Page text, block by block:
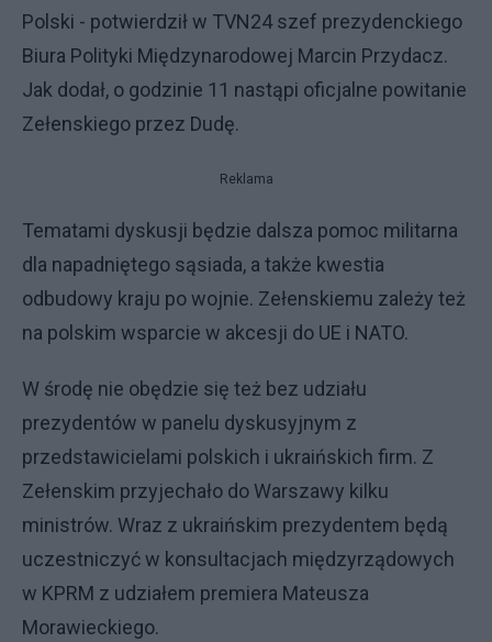
Polski - potwierdził w TVN24 szef prezydenckiego
Biura Polityki Międzynarodowej Marcin Przydacz.
Jak dodał, o godzinie 11 nastąpi oficjalne powitanie
Zełenskiego przez Dudę.
Reklama
Tematami dyskusji będzie dalsza pomoc militarna
dla napadniętego sąsiada, a także kwestia
odbudowy kraju po wojnie. Zełenskiemu zależy też
na polskim wsparcie w akcesji do UE i NATO.
W środę nie obędzie się też bez udziału
prezydentów w panelu dyskusyjnym z
przedstawicielami polskich i ukraińskich firm. Z
Zełenskim przyjechało do Warszawy kilku
ministrów. Wraz z ukraińskim prezydentem będą
uczestniczyć w konsultacjach międzyrządowych
w KPRM z udziałem premiera Mateusza
Morawieckiego.